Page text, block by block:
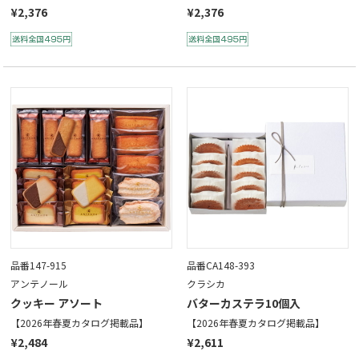
¥2,376 ¥2,376
品番147-915
アンテノール
クッキー アソート
【2026年春夏カタログ掲載品】
¥2,484
品番CA148-393
クラシカ
バターカステラ10個入
【2026年春夏カタログ掲載品】
¥2,611